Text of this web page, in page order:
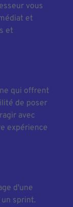
vous
et
et
qui offrent
de poser
avec
expérience
d'une
sprint.